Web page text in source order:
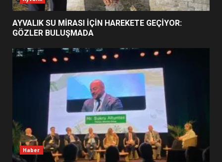
2
NEYİ TEMSİL ETTİ?
EİB’DE KRİTİK ATAMA:
SÜRDÜRÜLEBİLİRLİKTE NE
DEĞİŞECEK?
4
EDREMİT’İN GURURU TÜRKİYE
FİNALİNDE NE BAŞARDI?
AYVALIK SU MİRASI İÇİN HAREKETE GEÇİYOR:
GÖZLER BULUŞMADA
Haber